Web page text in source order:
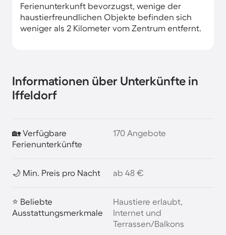
Ferienunterkunft bevorzugst, wenige der
haustierfreundlichen Objekte befinden sich
weniger als 2 Kilometer vom Zentrum entfernt.
Informationen über Unterkünfte in
Iffeldorf
🏡 Verfügbare
Ferienunterkünfte
170 Angebote
🌙 Min. Preis pro Nacht ab 48 €
⭐ Beliebte
Ausstattungsmerkmale
Haustiere erlaubt,
Internet und
Terrassen/Balkons